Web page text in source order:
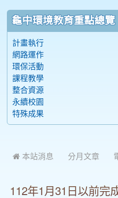
龜中環境教育重點總覽
計畫執行
網路運作
環保活動
課程教學
整合資源
永續校園
特殊成果
 本站消息 分月文章
112年1月31日以前完